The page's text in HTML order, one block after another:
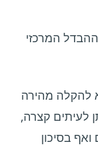
המרכזי
להקלה מהירה
לעיתים קצרה,
בסיכון